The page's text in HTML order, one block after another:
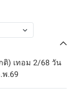
ติ) เทอม 2/68 วัน
พ.69